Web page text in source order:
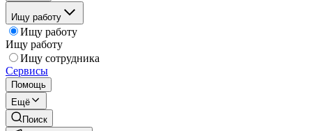
Ищу работу
Ищу работу
Ищу работу
Ищу сотрудника
Сервисы
Помощь
Ещё
Поиск